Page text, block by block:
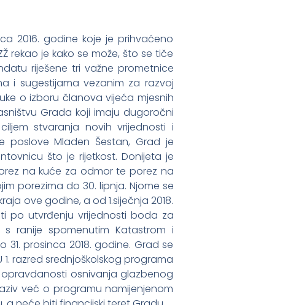
2016. godine koje je prihvaćeno
rekao je kako se može, što se tiče
riješene tri važne prometnice
i sugestijama vezanim za razvoj
o izboru članova vijeća mjesnih
Grada koji imaju dugoročni
stvaranja novih vrijednosti i
poslove Mladen Šestan, Grad je
što je rijetkost. Donijeta je
na kuće za odmor te porez na
porezima do 30. lipnja. Njome se
ove godine, a od 1.siječnja 2018.
po utvrđenju vrijednosti boda za
ranije spomenutim Katastrom i
prosinca 2018. godine. Grad se
razred srednjoškolskog programa
opravdanosti osnivanja glazbenog
već o programu namijenjenom